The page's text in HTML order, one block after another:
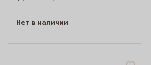
Нет в наличии